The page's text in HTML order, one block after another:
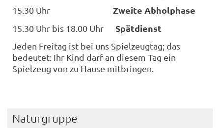
15.30 Uhr Zweite Abholphase
15.30 Uhr bis 18.00 Uhr Spätdienst
Jeden Freitag ist bei uns Spielzeugtag; das
bedeutet: Ihr Kind darf an diesem Tag ein
Spielzeug von zu Hause mitbringen.
Naturgruppe